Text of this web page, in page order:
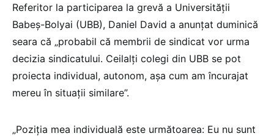
Referitor la participarea la grevă a Universității
Babeș-Bolyai (UBB), Daniel David a anunțat duminică
seara că „probabil că membrii de sindicat vor urma
decizia sindicatului. Ceilalți colegi din UBB se pot
proiecta individual, autonom, așa cum am încurajat
mereu în situații similare”.
„Poziția mea individuală este următoarea: Eu nu sunt